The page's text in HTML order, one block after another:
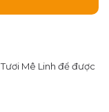
Mê Linh để được